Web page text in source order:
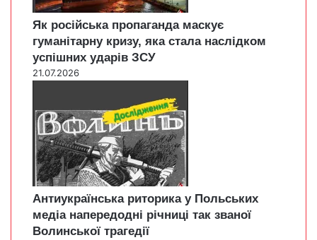
Як російська пропаганда маскує
гуманітарну кризу, яка стала наслідком
успішних ударів ЗСУ
21.07.2026
Антиукраїнська риторика у Польських
медіа напередодні річниці так званої
Волинської трагедії